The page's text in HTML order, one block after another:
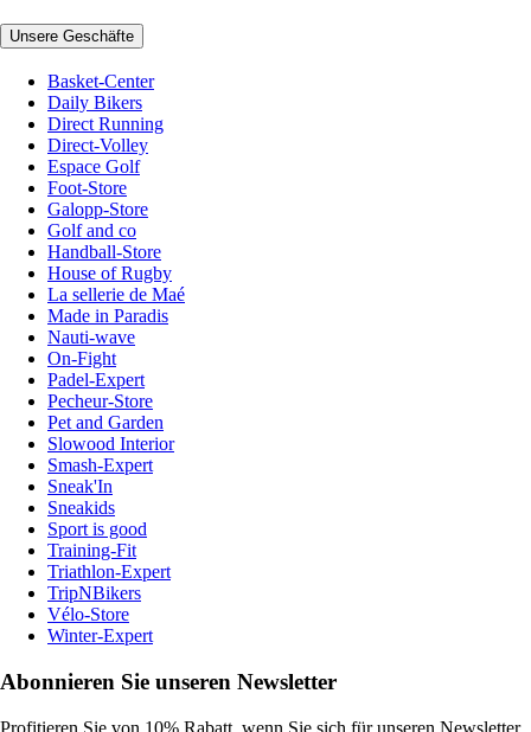
Unsere Geschäfte
Basket-Center
Daily Bikers
Direct Running
Direct-Volley
Espace Golf
Foot-Store
Galopp-Store
Golf and co
Handball-Store
House of Rugby
La sellerie de Maé
Made in Paradis
Nauti-wave
On-Fight
Padel-Expert
Pecheur-Store
Pet and Garden
Slowood Interior
Smash-Expert
Sneak'In
Sneakids
Sport is good
Training-Fit
Triathlon-Expert
TripNBikers
Vélo-Store
Winter-Expert
Abonnieren Sie unseren Newsletter
Profitieren Sie von 10% Rabatt, wenn Sie sich für unseren Newsletter